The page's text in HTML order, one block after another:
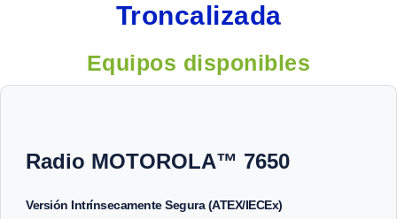
Troncalizada
Equipos disponibles
Radio MOTOROLA™ 7650
Versión Intrínsecamente Segura (ATEX/IECEx)